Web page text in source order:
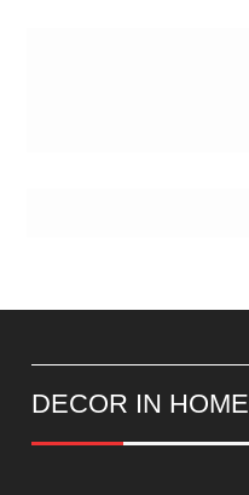
DECOR IN HOME